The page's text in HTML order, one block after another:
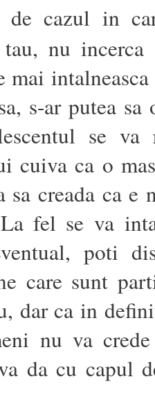
de cazul in
nu
mai
s-ar putea
se va
cuiva ca o
sa creada ca e
fel se va
poti
care sunt
dar ca in
nu va crede
da cu capul